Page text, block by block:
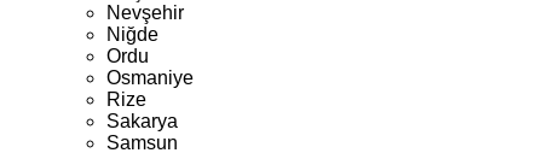
Nevşehir
Niğde
Ordu
Osmaniye
Rize
Sakarya
Samsun